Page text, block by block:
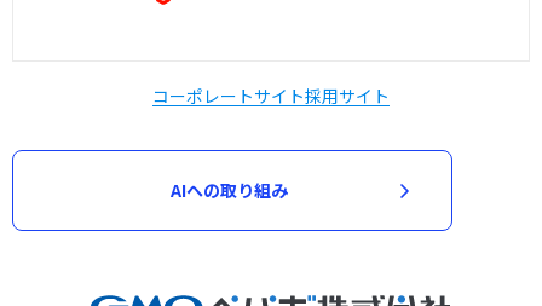
コーポレートサイト採用サイト
AIへの取り組み